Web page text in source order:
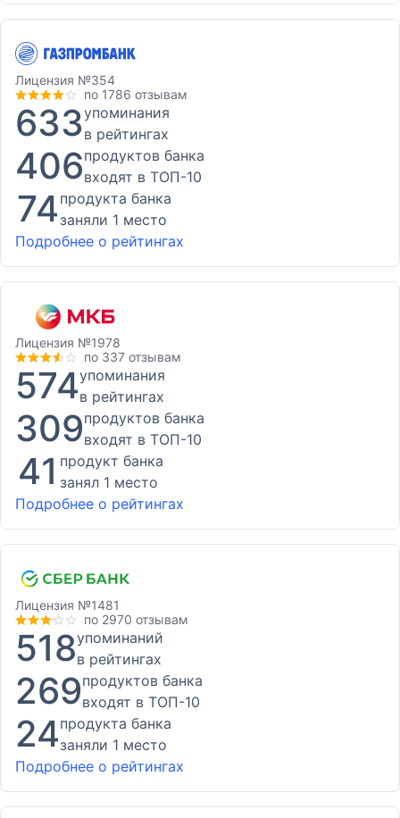
Лицензия №354
по 1786 отзывам
633упоминания
в рейтингах
406продуктов банка
входят в ТОП-10
74 продукта банка
заняли 1 место
Подробнее о рейтингах
Лицензия №1978
по 337 отзывам
574упоминания
в рейтингах
309продуктов банка
входят в ТОП-10
41 продукт банка
занял 1 место
Подробнее о рейтингах
Лицензия №1481
по 2970 отзывам
518упоминаний
в рейтингах
269продуктов банка
входят в ТОП-10
24продукта банка
заняли 1 место
Подробнее о рейтингах